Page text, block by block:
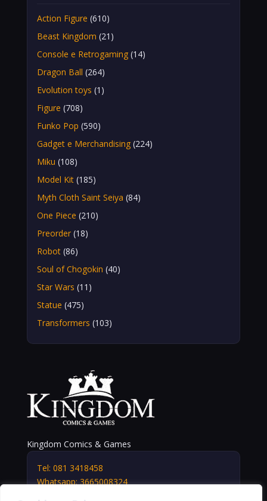
Action Figure (610)
Beast Kingdom (21)
Console e Retrogaming (14)
Dragon Ball (264)
Evolution toys (1)
Figure (708)
Funko Pop (590)
Gadget e Merchandising (224)
Miku (108)
Model Kit (185)
Myth Cloth Saint Seiya (84)
One Piece (210)
Preorder (18)
Robot (86)
Soul of Chogokin (40)
Star Wars (11)
Statue (475)
Transformers (103)
Kingdom Comics & Games
Tel: 081 3418458
Whatsapp: 3665008324